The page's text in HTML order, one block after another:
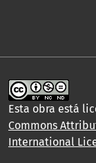
Esta obra está
Commons
International